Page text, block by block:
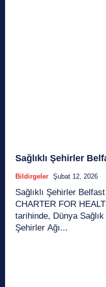
Sağlıklı Şehirler
Bildirgeler Şubat 12, 2026
Sağlıklı Şehirler
CHARTER FOR
tarihinde, Dünya
Şehirler Ağı...